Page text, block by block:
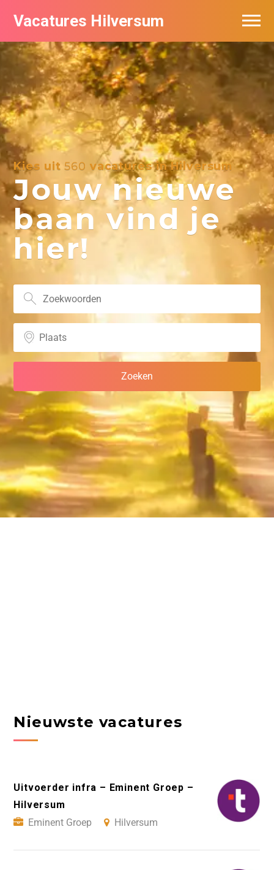
Vacatures Hilversum
Kies uit560 vacatures in Hilversum
Jouw nieuwe
baan vind je
hier!
Nieuwste vacatures
Uitvoerder infra – Eminent Groep –
Hilversum
Eminent Groep
Hilversum
Vacatures per bedrijf in Hilversum
De populairste vacatures in Hilversum